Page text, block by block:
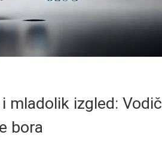
mladolik izgled: Vodič
bora